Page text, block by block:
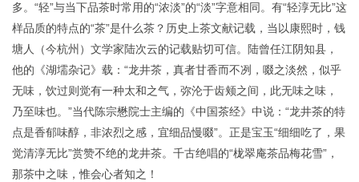
多。“轻”与当下品茶时常用的“浓淡”的“淡”字意相同。有“轻淳无比”这
样品质的特点的“茶”是什么茶？历史上茶文献记载，当以康熙时，钱
塘人（今杭州）文学家陆次云的记载贴切可信。陆曾任江阴知县，
他的《湖壖杂记》载：“龙井茶，真者甘香而不冽，啜之淡然，似乎
无味，饮过则觉有一种太和之气，弥沦于齿颊之间，此无味之味，
乃至味也。”当代陈宗懋院士主编的《中国茶经》中说：“龙井茶的特
点是香郁味醇，非浓烈之感，宜细品慢啜”。正是宝玉“细细吃了，果
觉清淳无比”赏赞不绝的龙井茶。千古绝唱的“栊翠庵茶品梅花雪”，
那茶中之味，惟会心者知之！